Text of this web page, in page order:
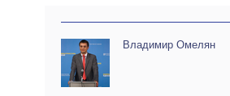
Владимир Омелян